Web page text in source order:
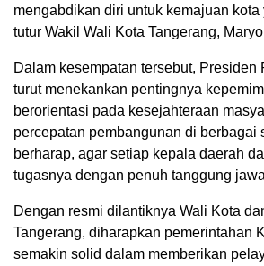
mengabdikan diri untuk kemajuan kota
tutur Wakil Wali Kota Tangerang,
Dalam kesempatan tersebut, Presiden
turut menekankan pentingnya
berorientasi pada kesejahteraan
percepatan pembangunan di berbagai
berharap, agar setiap kepala daerah
tugasnya dengan penuh tanggung
Dengan resmi dilantiknya Wali Kota
Tangerang, diharapkan pemerintahan
semakin solid dalam memberikan